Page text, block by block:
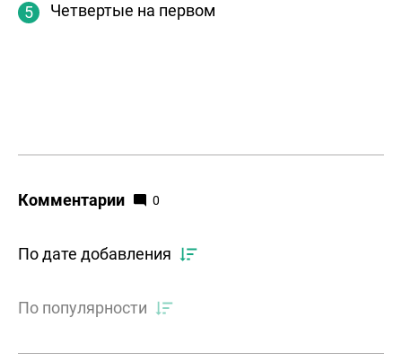
Четвертые на первом
Комментарии 0
По дате добавления
По популярности